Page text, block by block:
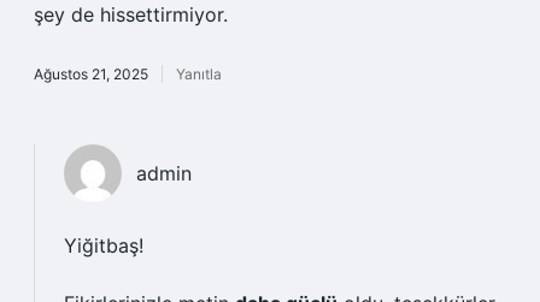
şey de hissettirmiyor.
Ağustos 21, 2025 Yanıtla
admin
Yiğitbaş!